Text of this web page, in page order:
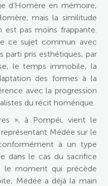
d’Homère en mémoire,
mais la similitude
est pas moins frappante.
ce sujet commun avec
parti pris esthétiques, par
le temps immobile, la
des formes à la
avec la progression
du récit homérique.
», à Pompéi, vient le
Médée sur le
à un type
dans le cas du sacrifice
le moment qui précède
Médée a déjà la main